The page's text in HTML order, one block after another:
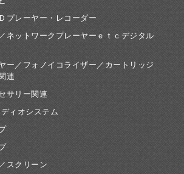
プレーヤー・レコーダー
ネットワークプレーヤーｅｔｃデジタル
ー／フォノイコライザー／カートリッジ
連
サリー関連
ィオシステム
スクリーン